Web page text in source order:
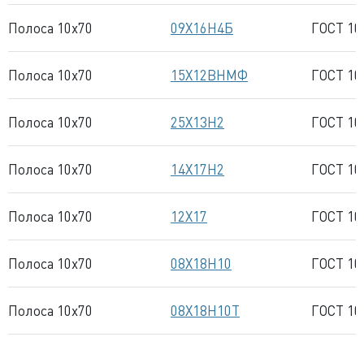
Полоса 10x70 09Х16Н4Б ГОСТ
Полоса 10x70 15Х12ВНМФ ГОСТ
Полоса 10x70 25Х13Н2 ГОСТ
Полоса 10x70 14Х17Н2 ГОСТ
Полоса 10x70 12Х17 ГОСТ
Полоса 10x70 08Х18Н10 ГОСТ
Полоса 10x70 08Х18Н10Т ГОСТ